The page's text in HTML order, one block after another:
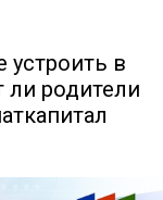
устроить в
ли родители